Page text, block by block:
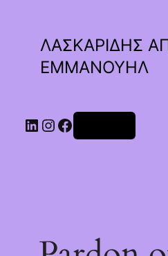
ΛΑΣΚΑΡΙΔΗΣ
ΕΜΜΑΝΟΥΗΛ
Linkedin
Instagram
Facebook